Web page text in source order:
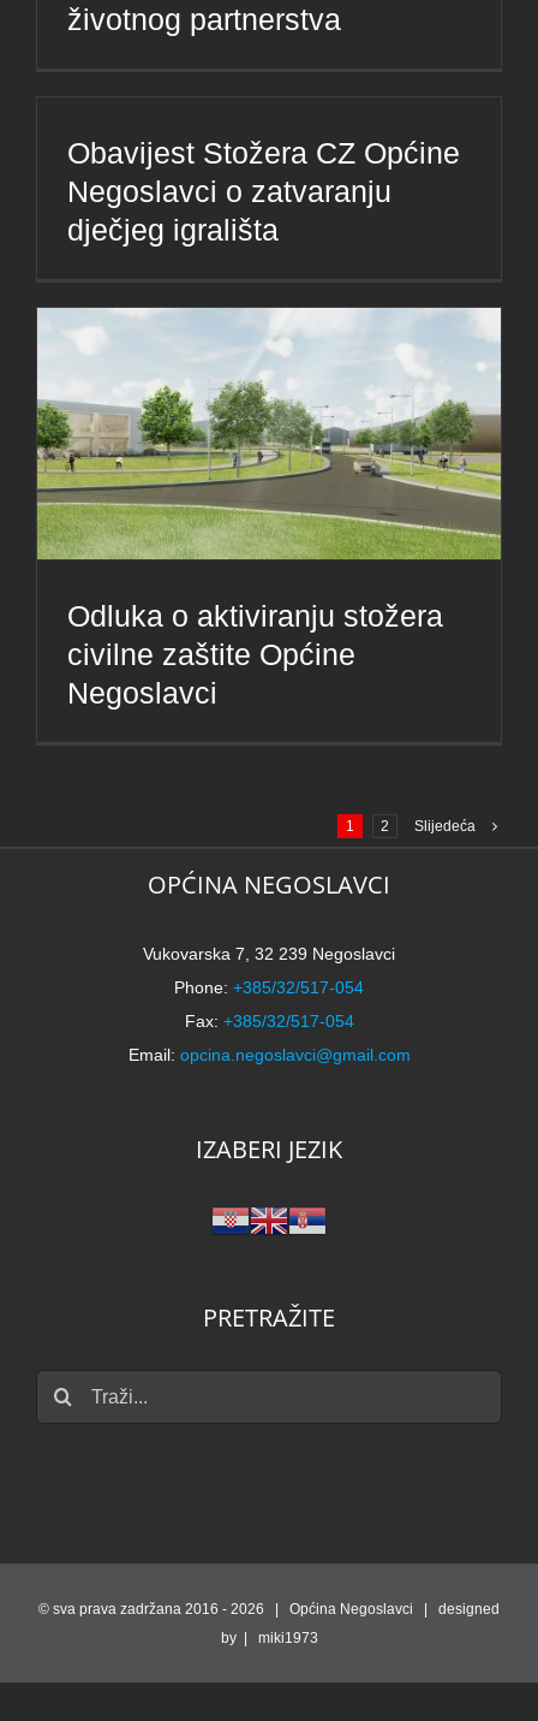
životnog partnerstva
Obavijest Stožera CZ Općine
Negoslavci o zatvaranju
dječjeg igrališta
Odluka o aktiviranju stožera
civilne zaštite Općine
Negoslavci
1 2 Slijedeća
OPĆINA NEGOSLAVCI
Vukovarska 7, 32 239 Negoslavci
Phone: +385/32/517-054
Fax: +385/32/517-054
Email: opcina.negoslavci@gmail.com
IZABERI JEZIK
PRETRAŽITE
Traži...
© sva prava zadržana 2016 - 2026 | Općina Negoslavci | designed
by | miki1973